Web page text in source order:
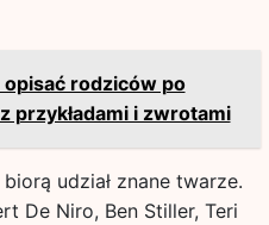
rodziców po
przykładami i zwrotami
udział znane twarze.
De Niro, Ben Stiller, Teri